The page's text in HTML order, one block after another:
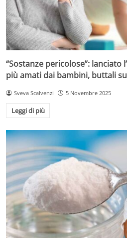
“Sostanze pericolose”: lanciato
più amati dai bambini, buttali
Sveva Scalvenzi 5 Novembre 2025
Leggi di più